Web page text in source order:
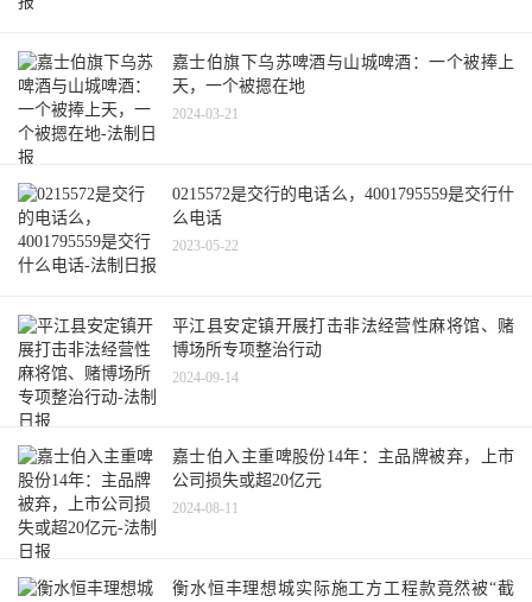
嘉士伯旗下乌苏啤酒与山城啤酒：一个被捧上
天，一个被摁在地
2024-03-21
0215572是交行的电话么，4001795559是交行什
么电话
2023-05-22
平江县安定镇开展打击非法经营性麻将馆、赌
博场所专项整治行动
2024-09-14
嘉士伯入主重啤股份14年：主品牌被弃，上市
公司损失或超20亿元
2024-08-11
衡水恒丰理想城实际施工方工程款竟然被“截